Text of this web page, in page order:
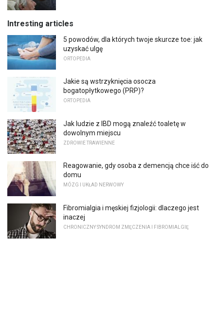
Intresting articles
5 powodów, dla których twoje skurcze toe: jak
uzyskać ulgę
ORTOPEDIA
Jakie są wstrzyknięcia osocza
bogatopłytkowego (PRP)?
ORTOPEDIA
Jak ludzie z IBD mogą znaleźć toaletę w
dowolnym miejscu
ZDROWIE TRAWIENNE
Reagowanie, gdy osoba z demencją chce iść do
domu
MÓZG I UKŁAD NERWOWY
Fibromialgia i męskiej fizjologii: dlaczego jest
inaczej
CHRONICZNY SYNDROM ZMĘCZENIA I FIBROMIALGIĘ